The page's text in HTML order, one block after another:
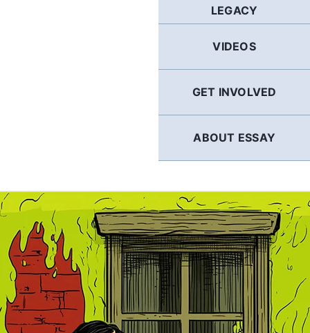
LEGACY
VIDEOS
GET INVOLVED
ABOUT ESSAY